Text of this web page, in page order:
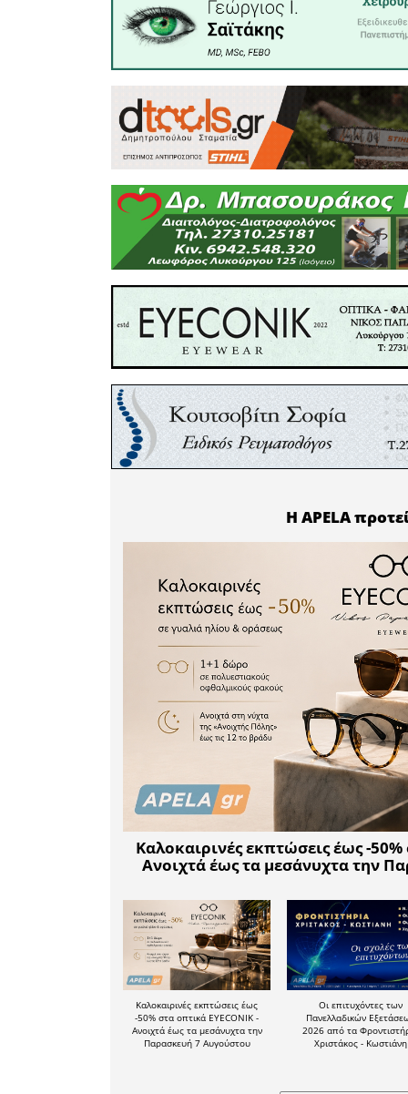
στην
κίνδυνο
Φροντίδα
Καλούμε:
• Όλους
• Οι
πούλμαν.
• Όσους
κλειστά
• Τους